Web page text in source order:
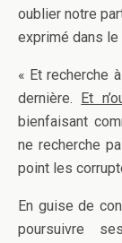
oublier notre
exprimé dans le
« Et recherche
dernière. Et
bienfaisant
ne recherche
point les
En guise de
poursuivre